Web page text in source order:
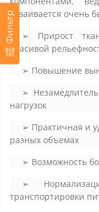
Фильтрусваивается очень
➢ Прирост
красивой
➢ Повышение
➢
нагрузок
➢ Практичная и
разных объемах
➢ Возможность
➢
транспортировки